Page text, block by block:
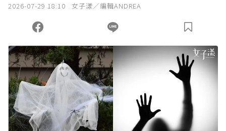
2026-07-29 18:10 女子漾／編輯ANDREA